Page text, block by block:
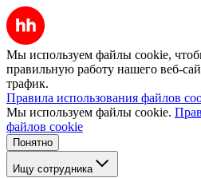
Мы используем файлы cookie,
правильную работу нашего веб-
трафик.
Правила использования файлов
Мы используем файлы cookie.
файлов cookie
Понятно
Ищу сотрудника